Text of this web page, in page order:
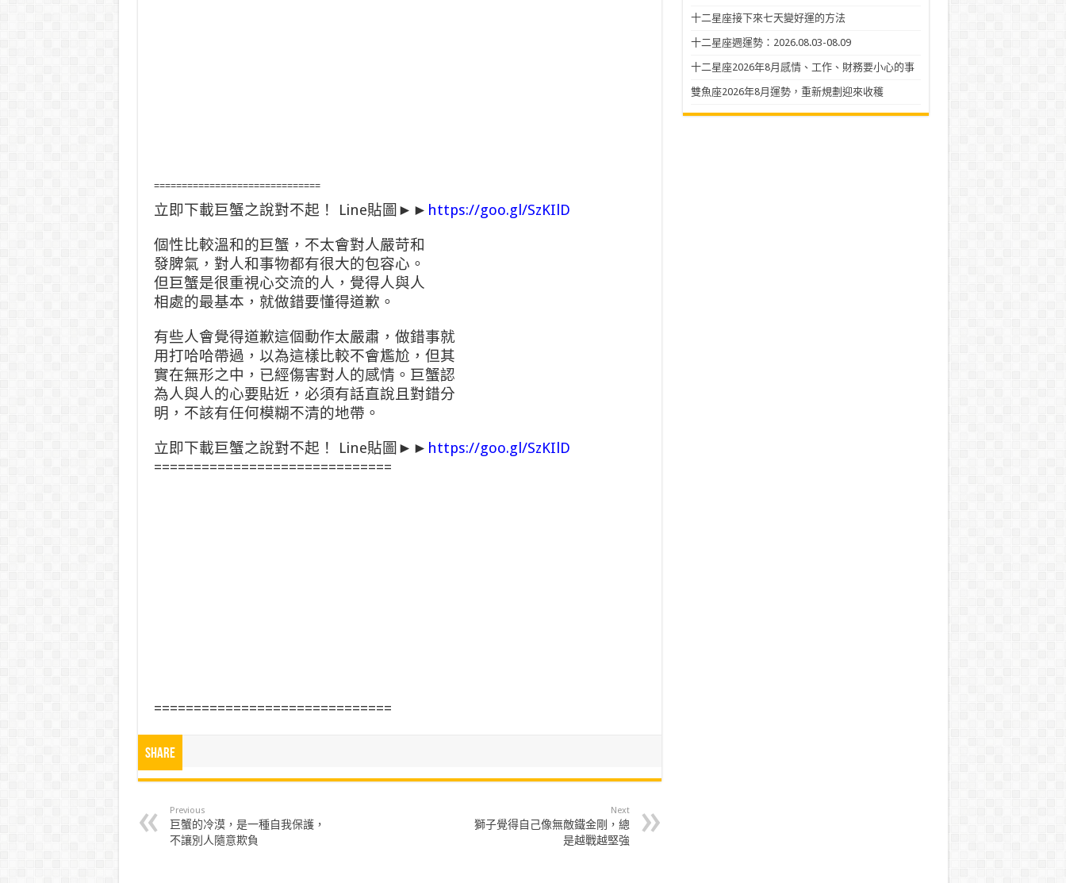
==============================
立即下載巨蟹之說對不起！ Line貼圖►► https://goo.gl/SzKIlD
個性比較溫和的巨蟹，不太會對人嚴苛和
發脾氣，對人和事物都有很大的包容心。
但巨蟹是很重視心交流的人，覺得人與人
相處的最基本，就做錯要懂得道歉。
有些人會覺得道歉這個動作太嚴肅，做錯事就
用打哈哈帶過，以為這樣比較不會尷尬，但其
實在無形之中，已經傷害對人的感情。巨蟹認
為人與人的心要貼近，必須有話直說且對錯分
明，不該有任何模糊不清的地帶。
立即下載巨蟹之說對不起！ Line貼圖►► https://goo.gl/SzKIlD
==============================
==============================
Share
Previous
巨蟹的冷漠，是一種自我保護，
不讓別人隨意欺負
Next
獅子覺得自己像無敵鐵金剛，總
是越戰越堅強
十二星座接下來七天變好運的方法
十二星座週運勢：2026.08.03-08.09
十二星座2026年8月感情、工作、財務要小心的事
雙魚座2026年8月運勢，重新規劃迎來收穫